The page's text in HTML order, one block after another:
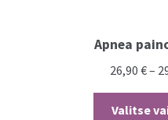
Apnea
26,90 €–
Valitse